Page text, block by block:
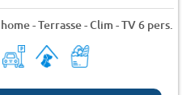
- Terrasse - Clim - TV 6 pers.